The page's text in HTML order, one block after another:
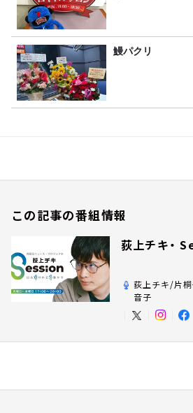
鰻パクリ
この記事の番組情報
荻上チキ・
荻上チキ/片
音子